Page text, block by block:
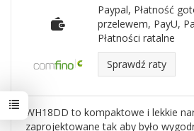
Paypal, Płatność
przelewem, PayU,
Płatności ratalne
Sprawdź raty
WH18DD to kompaktowe i lekkie
zaprojektowane tak aby było